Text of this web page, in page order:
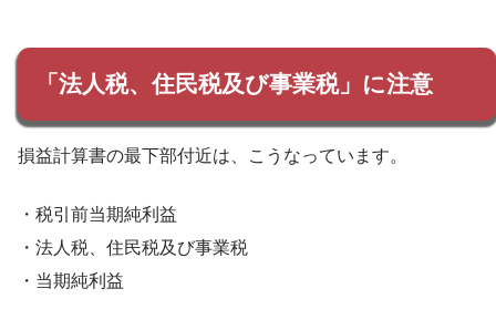
「法人税、住民税及び事業税」に注意
損益計算書の最下部付近は、こうなっています。
・税引前当期純利益
・法人税、住民税及び事業税
・当期純利益